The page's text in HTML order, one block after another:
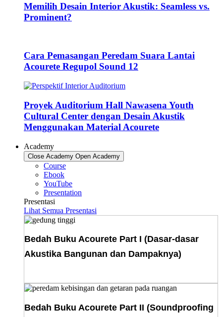
Memilih Desain Interior Akustik: Seamless vs.
Prominent?
Cara Pemasangan Peredam Suara Lantai
Acourete Regupol Sound 12
Proyek Auditorium Hall Nawasena Youth
Cultural Center dengan Desain Akustik
Menggunakan Material Acourete
Academy
Close Academy Open Academy
Course
Ebook
YouTube
Presentation
Presentasi
Lihat Semua Presentasi
Bedah Buku Acourete Part I (Dasar-dasar
Akustika Bangunan dan Dampaknya)
Bedah Buku Acourete Part II (Soundproofing